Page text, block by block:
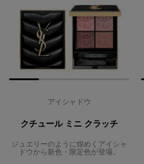
アイシャドウ
クチュール ミニ クラッチ
ジュエリーのように煌めくアイシャ
ドウから新色・限定色が登場。